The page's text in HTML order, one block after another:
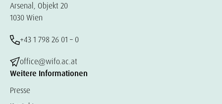
Arsenal, Objekt 20
1030 Wien
+43 1 798 26 01 – 0
office@wifo.ac.at
Weitere Informationen
Presse